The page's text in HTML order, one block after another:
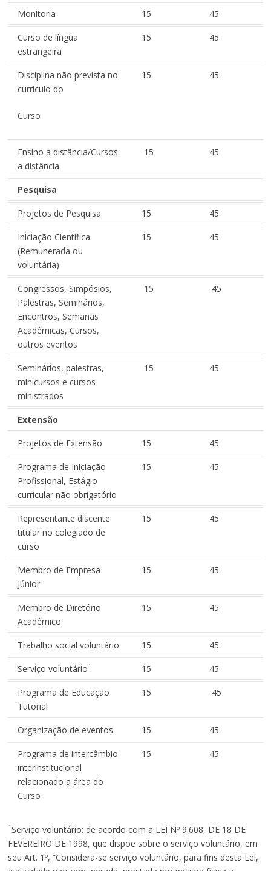
Monitoria 15 45
Curso de língua
estrangeira
15 45
Disciplina não prevista no
currículo do
Curso
15 45
Ensino a distância/Cursos
a distância
15 45
Pesquisa
Projetos de Pesquisa 15 45
Iniciação Científica
(Remunerada ou
voluntária)
15 45
Congressos, Simpósios,
Palestras, Seminários,
Encontros, Semanas
Acadêmicas, Cursos,
outros eventos
15 45
Seminários, palestras,
minicursos e cursos
ministrados
15 45
Extensão
Projetos de Extensão 15 45
Programa de Iniciação
Profissional, Estágio
curricular não obrigatório
15 45
Representante discente
titular no colegiado de
curso
15 45
Membro de Empresa
Júnior
15 45
Membro de Diretório
Acadêmico
15 45
Trabalho social voluntário 15 45
Serviço voluntário1 15 45
Programa de Educação
Tutorial
15 45
Organização de eventos 15 45
Programa de intercâmbio
interinstitucional
relacionado a área do
Curso
15 45
1Serviço voluntário: de acordo com a LEI Nº 9.608, DE 18 DE
FEVEREIRO DE 1998, que dispõe sobre o serviço voluntário, em
seu Art. 1º, “Considera-se serviço voluntário, para fins desta Lei,